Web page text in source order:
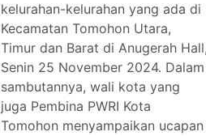
kelurahan-kelurahan yang ada di
Kecamatan Tomohon Utara,
Timur dan Barat di Anugerah
Senin 25 November 2024. Dalam
sambutannya, wali kota yang
juga Pembina PWRI Kota
Tomohon menyampaikan ucapan